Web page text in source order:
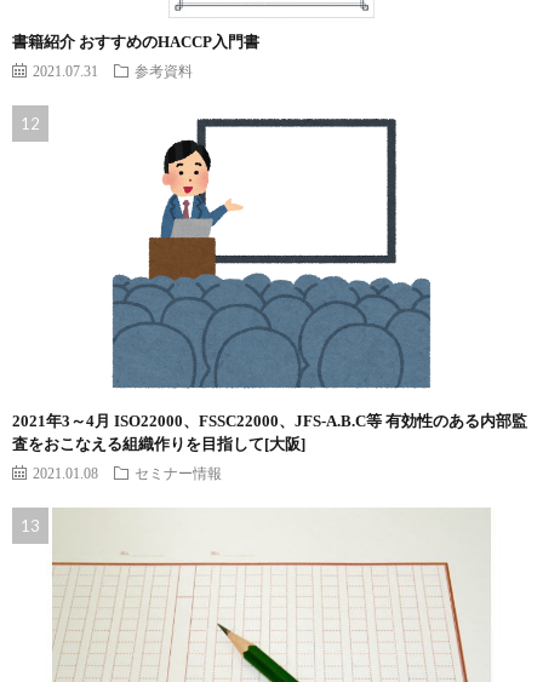
書籍紹介 おすすめのHACCP入門書
2021.07.31 参考資料
2021年3～4月 ISO22000、FSSC22000、JFS-A.B.C等 有効性のある内部監
査をおこなえる組織作りを目指して[大阪]
2021.01.08 セミナー情報